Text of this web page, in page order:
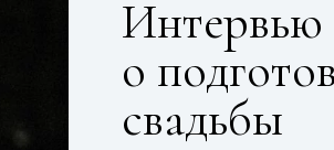
Интервью
о
свадьбы